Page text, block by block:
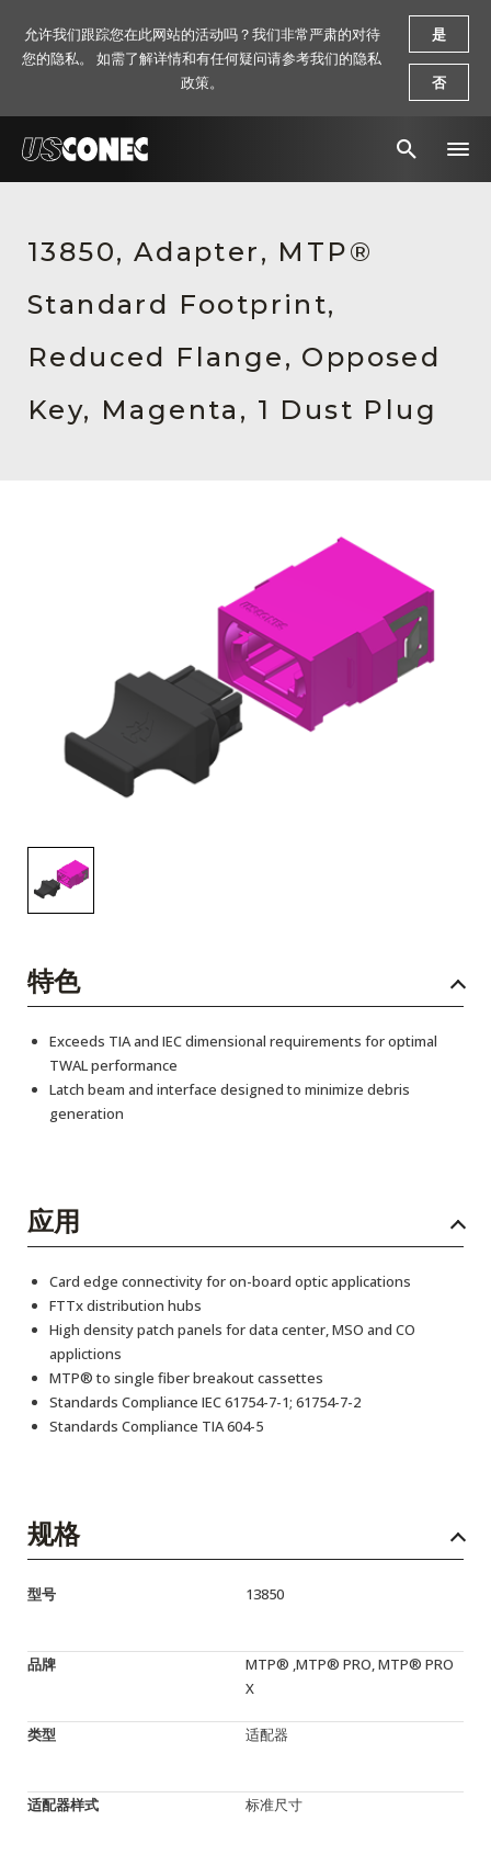
解决方案
产品
资源
关于我们
活动信息
13850, Adapter, MTP®
Standard Footprint,
Reduced Flange, Opposed
Key, Magenta, 1 Dust Plug
特色
Exceeds TIA and IEC dimensional requirements for optimal
TWAL performance
Latch beam and interface designed to minimize debris
generation
应用
Card edge connectivity for on-board optic applications
FTTx distribution hubs
High density patch panels for data center, MSO and CO
applictions
MTP® to single fiber breakout cassettes
Standards Compliance IEC 61754-7-1; 61754-7-2
Standards Compliance TIA 604-5
规格
型号 13850
品牌
MTP® ,MTP® PRO, MTP® PRO
X
类型 适配器
适配器样式 标准尺寸
允许我们跟踪您在此网站的活动吗？我们非常严肃的对待
您的隐私。 如需了解详情和有任何疑问请参考我们的隐私
政策。
是
否